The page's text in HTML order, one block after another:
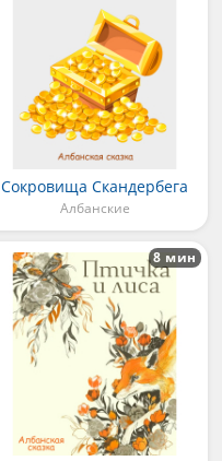
Сокровища Скандербега
Албанские
8 мин